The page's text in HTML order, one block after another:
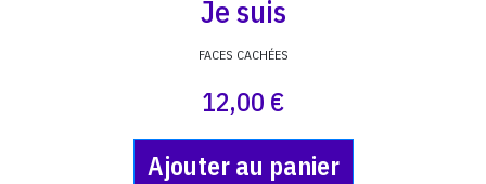
Je suis
FACES CACHÉES
12,00 €
Ajouter au panier